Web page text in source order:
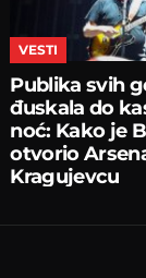
VESTI
Publika svih
đuskala do
noć: Kako je
otvorio
Kragujevcu